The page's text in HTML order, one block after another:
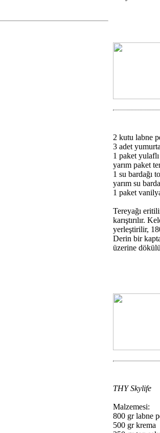
2 kutu labne
3 adet yumurta
1 paket
yarım paket
1 su bardağı
yarım su
1 paket
Tereyağı
karıştırılır.
yerleştirilir,
Derin bir
üzerine
THY Skylife
Malzemesi:
800 gr labne
500 gr krema